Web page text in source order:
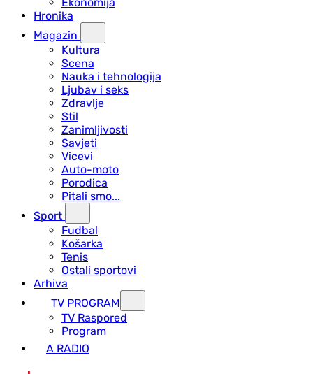
Hronika
Magazin
Kultura
Scena
Nauka i tehnologija
Ljubav i seks
Zdravlje
Stil
Zanimljivosti
Savjeti
Vicevi
Auto-moto
Porodica
Pitali smo...
Sport
Fudbal
Košarka
Tenis
Ostali sportovi
Arhiva
TV PROGRAM
ТV Raspored
Program
A RADIO